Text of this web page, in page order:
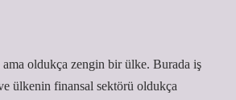
oldukça zengin bir ülke. Burada iş
ülkenin finansal sektörü oldukça